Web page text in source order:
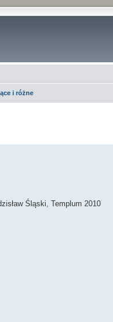
i różne
Śląski, Templum 2010